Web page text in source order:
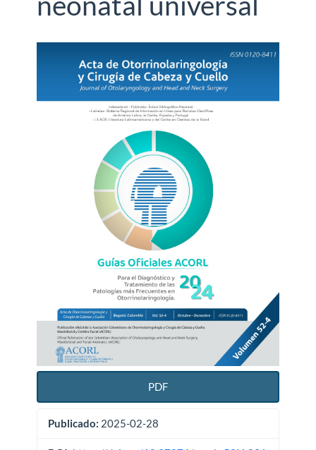
Barra
lateral
del
artículo
PDF
Publicado: 2025-02-28